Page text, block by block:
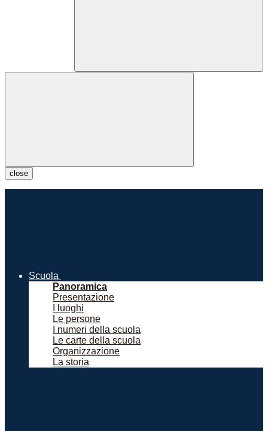
close
Scuola
Panoramica
Presentazione
I luoghi
Le persone
I numeri della scuola
Le carte della scuola
Organizzazione
La storia